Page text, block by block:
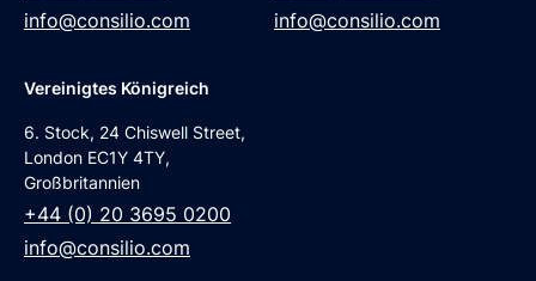
info@consilio.com
info@consilio.com
Vereinigtes Königreich
6. Stock, 24 Chiswell Street,
London EC1Y 4TY,
Großbritannien
+44 (0) 20 3695 0200
info@consilio.com